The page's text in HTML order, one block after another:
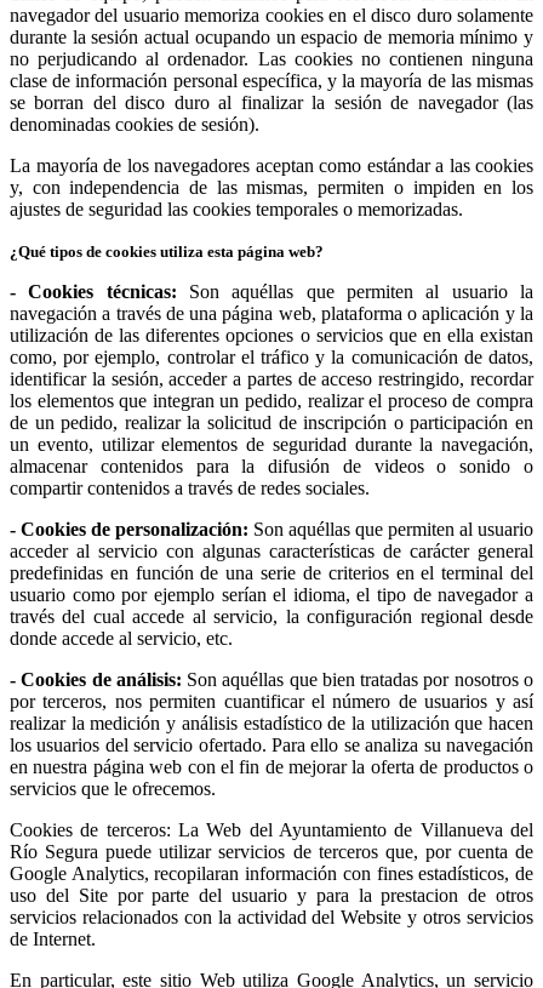
navegador del usuario memoriza cookies en el disco duro solamente
durante la sesión actual ocupando un espacio de memoria mínimo y
no perjudicando al ordenador. Las cookies no contienen ninguna
clase de información personal específica, y la mayoría de las mismas
se borran del disco duro al finalizar la sesión de navegador (las
denominadas cookies de sesión).
La mayoría de los navegadores aceptan como estándar a las cookies
y, con independencia de las mismas, permiten o impiden en los
ajustes de seguridad las cookies temporales o memorizadas.
¿Qué tipos de cookies utiliza esta página web?
- Cookies técnicas: Son aquéllas que permiten al usuario la
navegación a través de una página web, plataforma o aplicación y la
utilización de las diferentes opciones o servicios que en ella existan
como, por ejemplo, controlar el tráfico y la comunicación de datos,
identificar la sesión, acceder a partes de acceso restringido, recordar
los elementos que integran un pedido, realizar el proceso de compra
de un pedido, realizar la solicitud de inscripción o participación en
un evento, utilizar elementos de seguridad durante la navegación,
almacenar contenidos para la difusión de videos o sonido o
compartir contenidos a través de redes sociales.
- Cookies de personalización: Son aquéllas que permiten al usuario
acceder al servicio con algunas características de carácter general
predefinidas en función de una serie de criterios en el terminal del
usuario como por ejemplo serían el idioma, el tipo de navegador a
través del cual accede al servicio, la configuración regional desde
donde accede al servicio, etc.
- Cookies de análisis: Son aquéllas que bien tratadas por nosotros o
por terceros, nos permiten cuantificar el número de usuarios y así
realizar la medición y análisis estadístico de la utilización que hacen
los usuarios del servicio ofertado. Para ello se analiza su navegación
en nuestra página web con el fin de mejorar la oferta de productos o
servicios que le ofrecemos.
Cookies de terceros: La Web del Ayuntamiento de Villanueva del
Río Segura puede utilizar servicios de terceros que, por cuenta de
Google Analytics, recopilaran información con fines estadísticos, de
uso del Site por parte del usuario y para la prestacion de otros
servicios relacionados con la actividad del Website y otros servicios
de Internet.
En particular, este sitio Web utiliza Google Analytics, un servicio